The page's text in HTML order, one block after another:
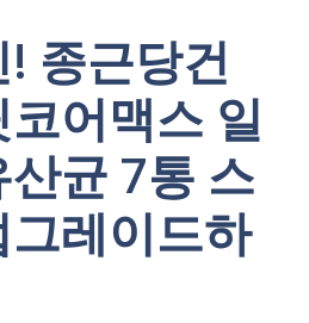
종근당건
어맥스 일
균 7통 스
레이드하